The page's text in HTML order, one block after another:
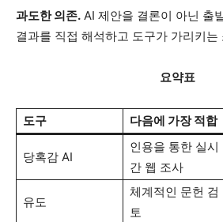
과도한 의존. AI 제안을 결론이 아닌 출
결과를 직접 해석하고 도구가 가리키는
요약표
도구 다음에 가장 적합
당혹감 AI
인용을 통한 실시
간 웹 조사
유도
체계적인 문헌 검
토